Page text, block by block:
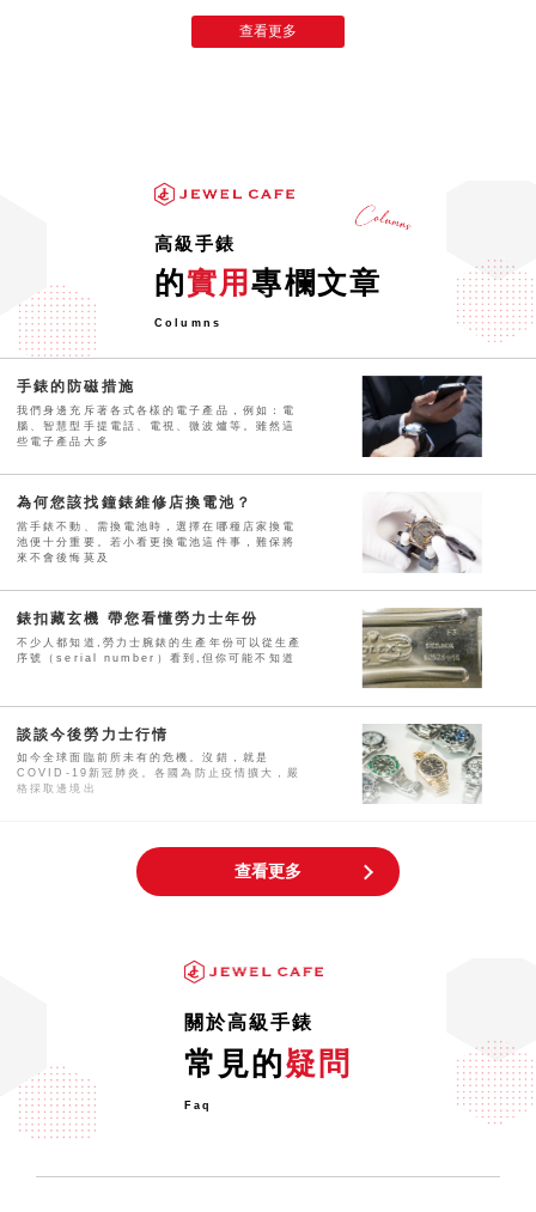
查看更多
高級手錶
的實用專欄文章
Columns
手錶的防磁措施
我們身邊充斥著各式各樣的電子產品，例如：電
腦、智慧型手提電話、電視、微波爐等。雖然這
些電子產品大多
為何您該找鐘錶維修店換電池？
當手錶不動、需換電池時，選擇在哪種店家換電
池便十分重要。若小看更換電池這件事，難保將
來不會後悔莫及
錶扣藏玄機 帶您看懂勞力士年份
不少人都知道,勞力士腕錶的生產年份可以從生產
序號（serial number）看到,但你可能不知道
談談今後勞力士行情
如今全球面臨前所未有的危機。沒錯，就是
COVID-19新冠肺炎。各國為防止疫情擴大，嚴
格採取邊境出
確定晉級稀有款勞力士 | 首飾・K金 回
收專門店 JEWEL CAFE
勞力士總是能在鐘錶業界颳起一陣話題旋風。 每
為何勞力士Daytona 116500LN價格
「差不多要降價了吧」是這幾年大家對勞力士的
推測。Daytona 116500LN自2016年發售以
查看更多
關於高級手錶
常見的疑問
Faq